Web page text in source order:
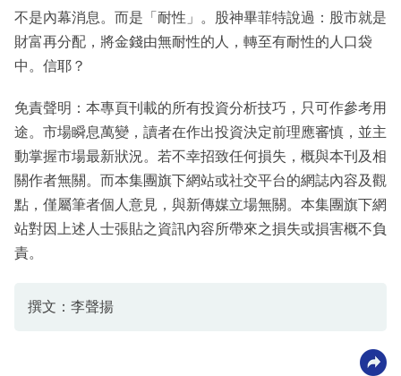
不是內幕消息。而是「耐性」。股神畢菲特說過：股市就是
財富再分配，將金錢由無耐性的人，轉至有耐性的人口袋
中。信耶？
免責聲明：本專頁刊載的所有投資分析技巧，只可作參考用
途。市場瞬息萬變，讀者在作出投資決定前理應審慎，並主
動掌握市場最新狀況。若不幸招致任何損失，概與本刊及相
關作者無關。而本集團旗下網站或社交平台的網誌內容及觀
點，僅屬筆者個人意見，與新傳媒立場無關。本集團旗下網
站對因上述人士張貼之資訊內容所帶來之損失或損害概不負
責。
撰文：李聲揚